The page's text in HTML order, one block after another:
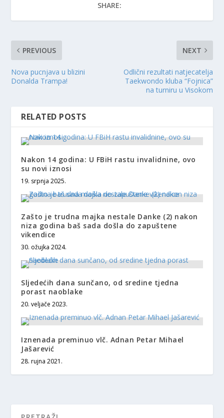
SHARE:
PREVIOUS
Nova pucnjava u blizini
Donalda Trampa!
NEXT
Odlični rezultati natjecatelja
Taekwondo kluba “Fojnica”
na turniru u Visokom
RELATED POSTS
Nakon 14 godina: U FBiH rastu invalidnine, ovo
su novi iznosi
19. srpnja 2025.
Zašto je trudna majka nestale Danke (2) nakon
niza godina baš sada došla do zapuštene
vikendice
30. ožujka 2024.
Sljedećih dana sunčano, od sredine tjedna
porast naoblake
20. veljače 2023.
Iznenada preminuo vlč. Adnan Petar Mihael
Jašarević
28. rujna 2021.